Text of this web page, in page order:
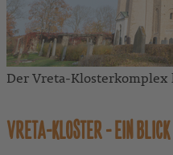
Der Vreta-Klosterkomplex
VRETA-KLOSTER - EIN